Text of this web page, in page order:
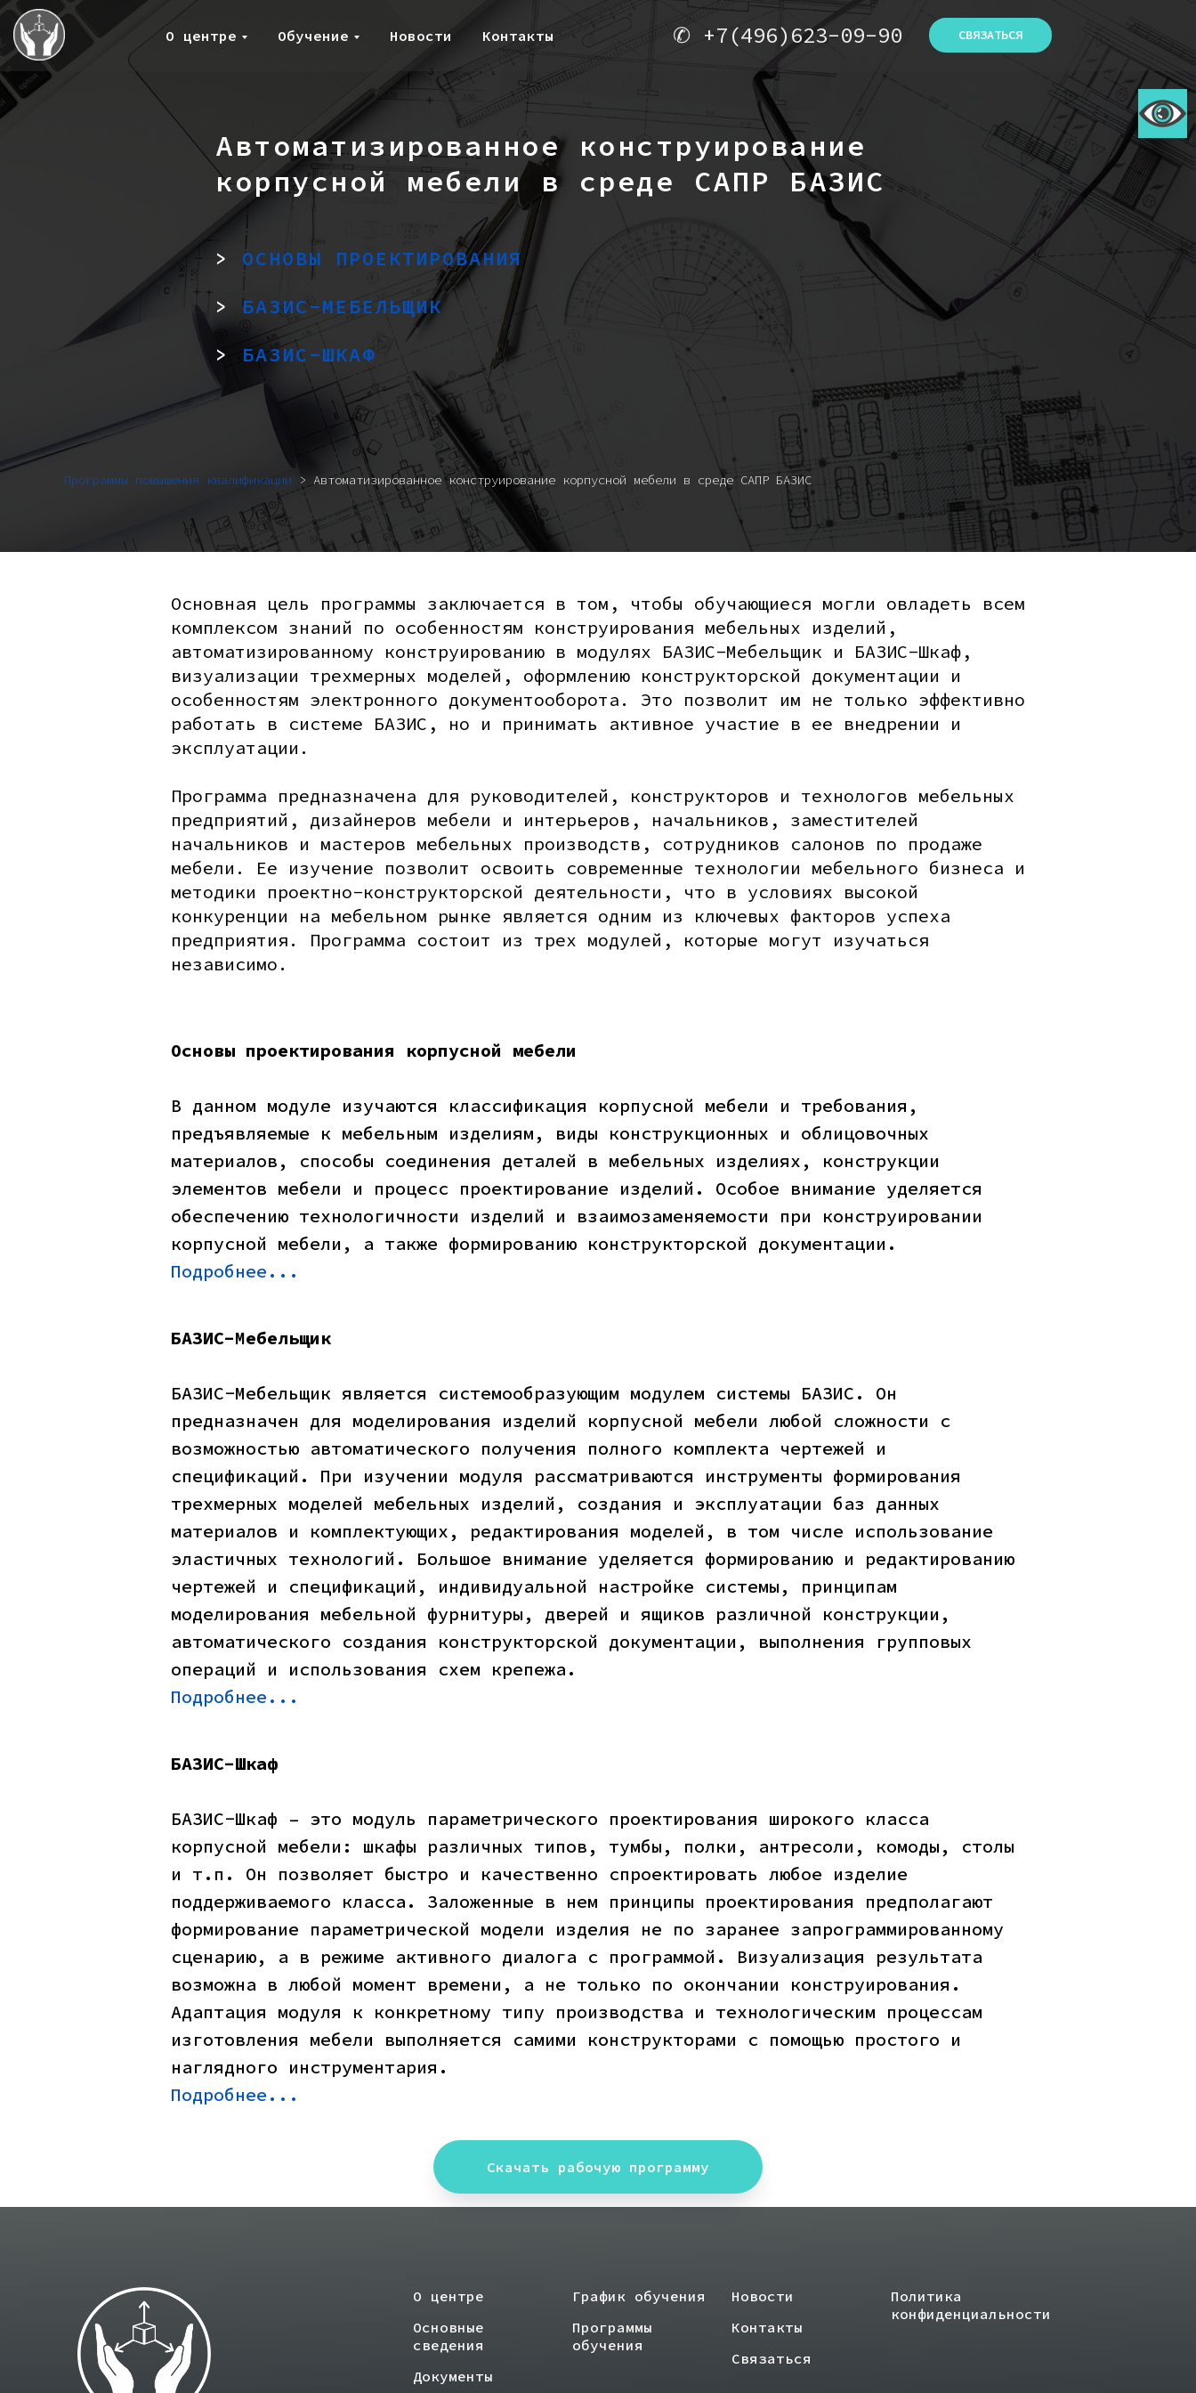
О центре Обучение Новости Контакты ✆ +7(496)623-09-90 СВЯЗАТЬСЯ
Автоматизированное конструирование
корпусной мебели в среде САПР БАЗИС
> ОСНОВЫ ПРОЕКТИРОВАНИЯ
> БАЗИС-МЕБЕЛЬЩИК
> БАЗИС-ШКАФ
Программы повышения квалификации > Автоматизированное конструирование корпусной мебели в среде САПР БАЗИС
Основная цель программы заключается в том, чтобы обучающиеся могли овладеть всем
комплексом знаний по особенностям конструирования мебельных изделий,
автоматизированному конструированию в модулях БАЗИС-Мебельщик и БАЗИС-Шкаф,
визуализации трехмерных моделей, оформлению конструкторской документации и
особенностям электронного документооборота. Это позволит им не только эффективно
работать в системе БАЗИС, но и принимать активное участие в ее внедрении и
эксплуатации.
Программа предназначена для руководителей, конструкторов и технологов мебельных
предприятий, дизайнеров мебели и интерьеров, начальников, заместителей
начальников и мастеров мебельных производств, сотрудников салонов по продаже
мебели. Ее изучение позволит освоить современные технологии мебельного бизнеса и
методики проектно-конструкторской деятельности, что в условиях высокой
конкуренции на мебельном рынке является одним из ключевых факторов успеха
предприятия. Программа состоит из трех модулей, которые могут изучаться
независимо.
Основы проектирования корпусной мебели
В данном модуле изучаются классификация корпусной мебели и требования,
предъявляемые к мебельным изделиям, виды конструкционных и облицовочных
материалов, способы соединения деталей в мебельных изделиях, конструкции
элементов мебели и процесс проектирование изделий. Особое внимание уделяется
обеспечению технологичности изделий и взаимозаменяемости при конструировании
корпусной мебели, а также формированию конструкторской документации.
Подробнее...
БАЗИС-Мебельщик
БАЗИС-Мебельщик является системообразующим модулем системы БАЗИС. Он
предназначен для моделирования изделий корпусной мебели любой сложности с
возможностью автоматического получения полного комплекта чертежей и
спецификаций. При изучении модуля рассматриваются инструменты формирования
трехмерных моделей мебельных изделий, создания и эксплуатации баз данных
материалов и комплектующих, редактирования моделей, в том числе использование
эластичных технологий. Большое внимание уделяется формированию и редактированию
чертежей и спецификаций, индивидуальной настройке системы, принципам
моделирования мебельной фурнитуры, дверей и ящиков различной конструкции,
автоматического создания конструкторской документации, выполнения групповых
операций и использования схем крепежа.
Подробнее...
БАЗИС-Шкаф
БАЗИС-Шкаф – это модуль параметрического проектирования широкого класса
корпусной мебели: шкафы различных типов, тумбы, полки, антресоли, комоды, столы
и т.п. Он позволяет быстро и качественно спроектировать любое изделие
поддерживаемого класса. Заложенные в нем принципы проектирования предполагают
формирование параметрической модели изделия не по заранее запрограммированному
сценарию, а в режиме активного диалога с программой. Визуализация результата
возможна в любой момент времени, а не только по окончании конструирования.
Адаптация модуля к конкретному типу производства и технологическим процессам
изготовления мебели выполняется самими конструкторами с помощью простого и
наглядного инструментария.
Подробнее...
Скачать рабочую программу
О центре
Основные
сведения
Документы
График обучения
Программы
обучения
Новости
Контакты
Связаться
Политика
конфиденциальности